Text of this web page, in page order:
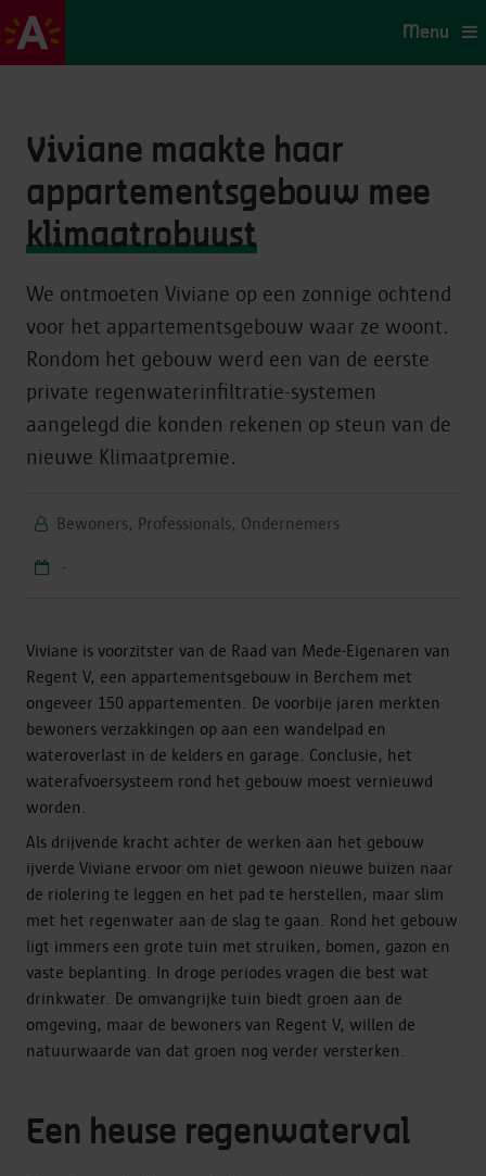
Menu
Viviane maakte haar
appartementsgebouw mee
klimaatrobuust
We ontmoeten Viviane op een zonnige ochtend
voor het appartementsgebouw waar ze woont.
Rondom het gebouw werd een van de eerste
private regenwaterinfiltratie-systemen
aangelegd die konden rekenen op steun van de
nieuwe Klimaatpremie.
Bewoners, Professionals, Ondernemers
-
Viviane is voorzitster van de Raad van Mede-Eigenaren van
Regent V, een appartementsgebouw in Berchem met
ongeveer 150 appartementen. De voorbije jaren merkten
bewoners verzakkingen op aan een wandelpad en
wateroverlast in de kelders en garage. Conclusie, het
waterafvoersysteem rond het gebouw moest vernieuwd
worden.
Als drijvende kracht achter de werken aan het gebouw
ijverde Viviane ervoor om niet gewoon nieuwe buizen naar
de riolering te leggen en het pad te herstellen, maar slim
met het regenwater aan de slag te gaan. Rond het gebouw
ligt immers een grote tuin met struiken, bomen, gazon en
vaste beplanting. In droge periodes vragen die best wat
drinkwater. De omvangrijke tuin biedt groen aan de
omgeving, maar de bewoners van Regent V, willen de
natuurwaarde van dat groen nog verder versterken.
Een heuse regenwaterval